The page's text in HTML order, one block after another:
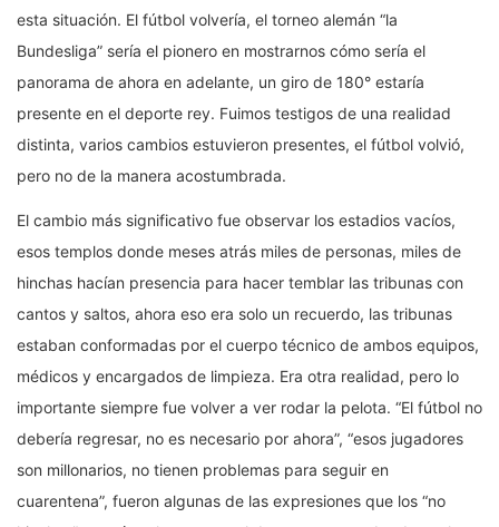
esta situación. El fútbol volvería, el torneo alemán “la
Bundesliga” sería el pionero en mostrarnos cómo sería el
panorama de ahora en adelante, un giro de 180° estaría
presente en el deporte rey. Fuimos testigos de una realidad
distinta, varios cambios estuvieron presentes, el fútbol volvió,
pero no de la manera acostumbrada.
El cambio más significativo fue observar los estadios vacíos,
esos templos donde meses atrás miles de personas, miles de
hinchas hacían presencia para hacer temblar las tribunas con
cantos y saltos, ahora eso era solo un recuerdo, las tribunas
estaban conformadas por el cuerpo técnico de ambos equipos,
médicos y encargados de limpieza. Era otra realidad, pero lo
importante siempre fue volver a ver rodar la pelota. “El fútbol no
debería regresar, no es necesario por ahora”, “esos jugadores
son millonarios, no tienen problemas para seguir en
cuarentena”, fueron algunas de las expresiones que los “no